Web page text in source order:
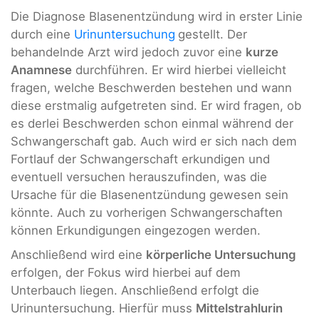
Die Diagnose Blasenentzündung wird in erster Linie
durch eine Urinuntersuchung gestellt. Der
behandelnde Arzt wird jedoch zuvor eine kurze
Anamnese durchführen. Er wird hierbei vielleicht
fragen, welche Beschwerden bestehen und wann
diese erstmalig aufgetreten sind. Er wird fragen, ob
es derlei Beschwerden schon einmal während der
Schwangerschaft gab. Auch wird er sich nach dem
Fortlauf der Schwangerschaft erkundigen und
eventuell versuchen herauszufinden, was die
Ursache für die Blasenentzündung gewesen sein
könnte. Auch zu vorherigen Schwangerschaften
können Erkundigungen eingezogen werden.
Anschließend wird eine körperliche Untersuchung
erfolgen, der Fokus wird hierbei auf dem
Unterbauch liegen. Anschließend erfolgt die
Urinuntersuchung. Hierfür muss Mittelstrahlurin